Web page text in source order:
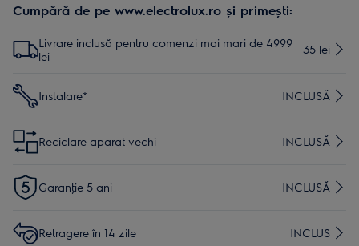
Cumpără de pe www.electrolux.ro și primești:
Livrare inclusă pentru comenzi mai mari de 4999
lei
35 lei
Instalare* INCLUSĂ
Reciclare aparat vechi INCLUSĂ
Garanţie 5 ani INCLUSĂ
Retragere în 14 zile INCLUS